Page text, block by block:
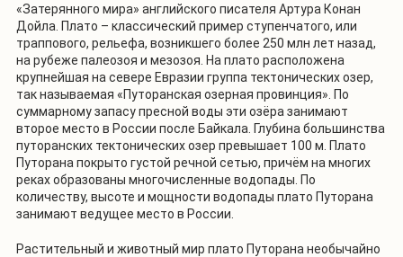
«Затерянного мира» английского писателя Артура Конан
Дойла. Плато – классический пример ступенчатого, или
траппового, рельефа, возникшего более 250 млн лет назад,
на рубеже палеозоя и мезозоя. На плато расположена
крупнейшая на севере Евразии группа тектонических озер,
так называемая «Путоранская озерная провинция». По
суммарному запасу пресной воды эти озёра занимают
второе место в России после Байкала. Глубина большинства
путоранских тектонических озер превышает 100 м. Плато
Путорана покрыто густой речной сетью, причём на многих
реках образованы многочисленные водопады. По
количеству, высоте и мощности водопады плато Путорана
занимают ведущее место в России.
Растительный и животный мир плато Путорана необычайно